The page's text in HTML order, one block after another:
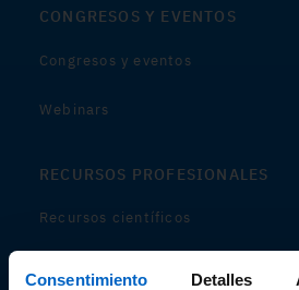
Consentimiento Detalles
CONGRESOS Y EVENTOS
Congresos y eventos
Webinars
RECURSOS PROFESIONALES
Recursos científicos